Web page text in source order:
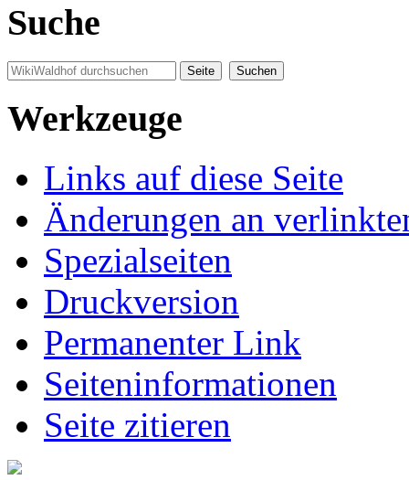
Suche
Werkzeuge
Links auf diese Seite
Änderungen an
Spezialseiten
Druckversion
Permanenter Link
Seiten­informationen
Seite zitieren